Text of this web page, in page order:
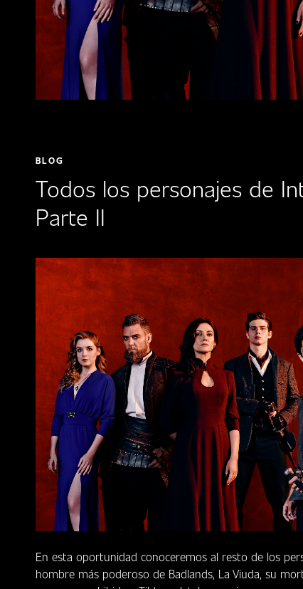
BLOG
Todos los personajes de
Parte II
En esta oportunidad conoceremos al resto de los
hombre más poderoso de Badlands, La Viuda, su